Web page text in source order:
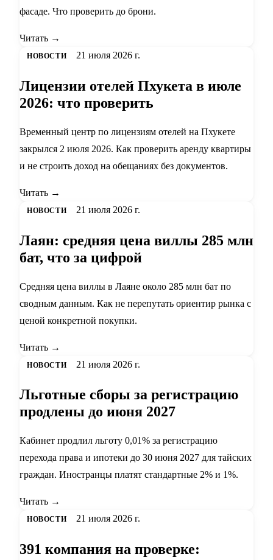
фасаде. Что проверить до брони.
Читать →
НОВОСТИ 21 июля 2026 г.
Лицензии отелей Пхукета в июле
2026: что проверить
Временный центр по лицензиям отелей на Пхукете
закрылся 2 июля 2026. Как проверить аренду квартиры
и не строить доход на обещаниях без документов.
Читать →
НОВОСТИ 21 июля 2026 г.
Лаян: средняя цена виллы 285 млн
бат, что за цифрой
Средняя цена виллы в Лаяне около 285 млн бат по
сводным данным. Как не перепутать ориентир рынка с
ценой конкретной покупки.
Читать →
НОВОСТИ 21 июля 2026 г.
Льготные сборы за регистрацию
продлены до июня 2027
Кабинет продлил льготу 0,01% за регистрацию
перехода права и ипотеки до 30 июня 2027 для тайских
граждан. Иностранцы платят стандартные 2% и 1%.
Читать →
НОВОСТИ 21 июля 2026 г.
391 компания на проверке: